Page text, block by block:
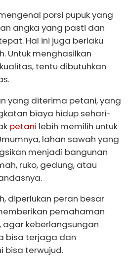
porsi pupuk yang
angka yang pasti dan
Hal ini juga berlaku
Untuk menghasilkan
tentu dibutuhkan
yang diterima petani, yang
biaya hidup sehari-
petani lebih memilih untuk
lahan sawah yang
menjadi bangunan
ruko, gedung, atau
diperlukan peran besar
pemahaman
keberlangsungan
bisa terjaga dan
bisa terwujud.